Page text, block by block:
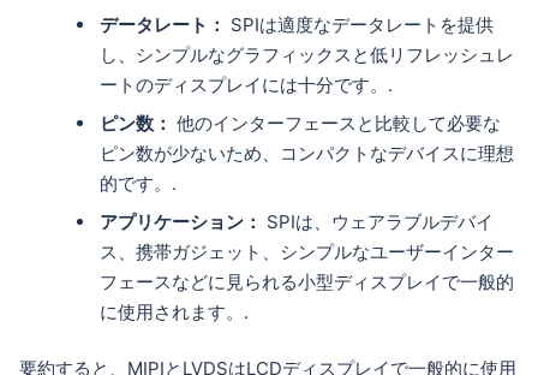
データレート： SPIは適度なデータレートを提供
し、シンプルなグラフィックスと低リフレッシュレ
ートのディスプレイには十分です。.
ピン数： 他のインターフェースと比較して必要な
ピン数が少ないため、コンパクトなデバイスに理想
的です。.
アプリケーション： SPIは、ウェアラブルデバイ
ス、携帯ガジェット、シンプルなユーザーインター
フェースなどに見られる小型ディスプレイで一般的
に使用されます。.
要約すると、MIPIとLVDSはLCDディスプレイで一般的に使用